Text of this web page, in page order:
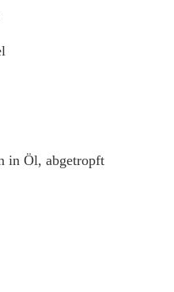
in Öl, abgetropft